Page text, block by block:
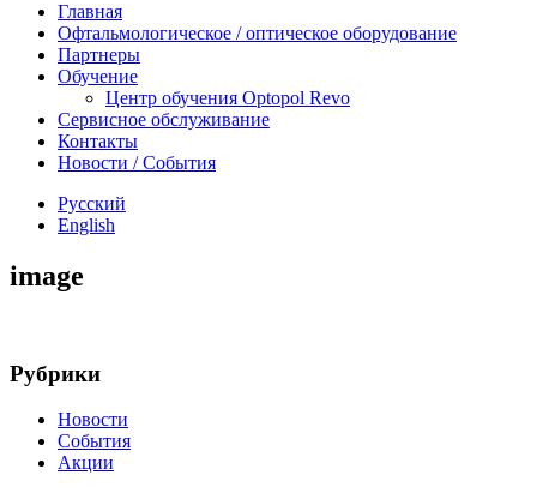
Главная
Офтальмологическое / оптическое оборудование
Партнеры
Обучение
Центр обучения Оptopol Revo
Сервисное обслуживание
Контакты
Новости / События
Русский
English
image
Рубрики
Новости
События
Акции